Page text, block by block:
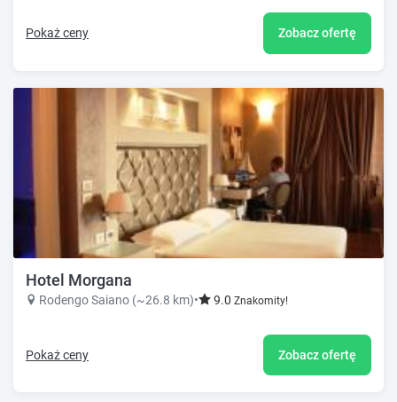
Pokaż ceny Zobacz ofertę
Hotel Morgana
Rodengo Saiano (~26.8 km)• 9.0 Znakomity!
Pokaż ceny Zobacz ofertę